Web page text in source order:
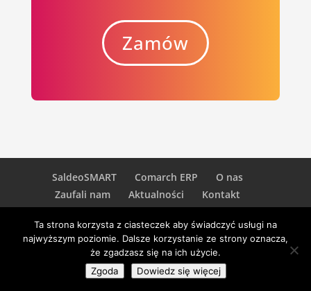
Zamów
SaldeoSMART Comarch ERP
O nas
Zaufali nam
Aktualności Kontakt
Aidem Art Sp. z o.o. 2003-2018 - Wszelkie prawa
zastrzeżone.
Ta strona korzysta z ciasteczek aby świadczyć usługi na
najwyższym poziomie. Dalsze korzystanie ze strony oznacza,
że zgadzasz się na ich użycie.
Zgoda
Dowiedz się więcej